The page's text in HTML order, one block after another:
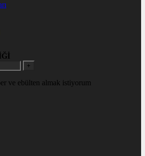
+
ve ebülten almak istiyorum